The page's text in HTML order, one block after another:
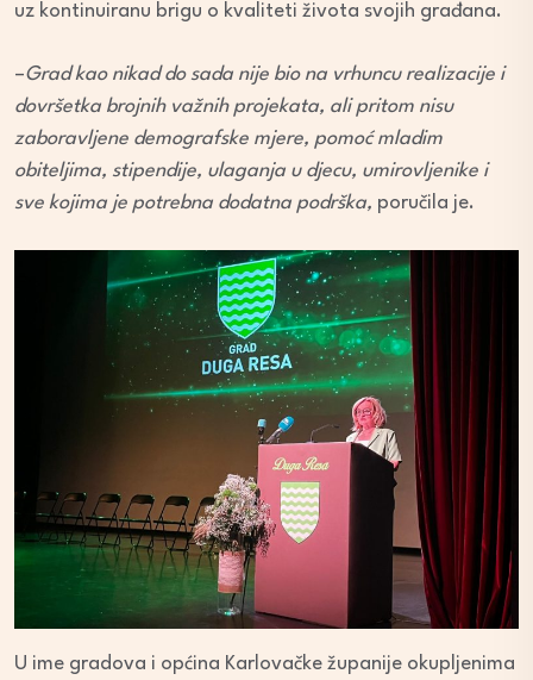
uz kontinuiranu brigu o kvaliteti života svojih građana.
–Grad kao nikad do sada nije bio na vrhuncu realizacije i
dovršetka brojnih važnih projekata, ali pritom nisu
zaboravljene demografske mjere, pomoć mladim
obiteljima, stipendije, ulaganja u djecu, umirovljenike i
sve kojima je potrebna dodatna podrška, poručila je.
U ime gradova i općina Karlovačke županije okupljenima